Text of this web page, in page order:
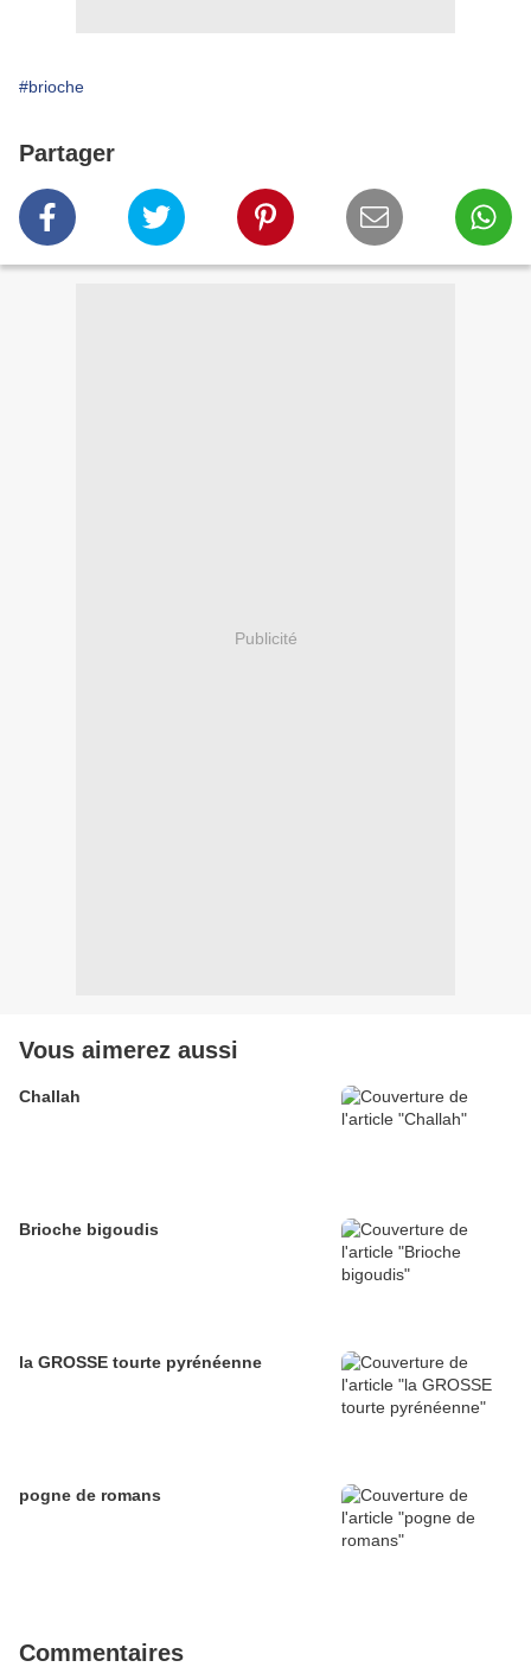
#brioche
Partager
Publicité
Vous aimerez aussi
Challah
Brioche bigoudis
la GROSSE tourte pyrénéenne
pogne de romans
Commentaires